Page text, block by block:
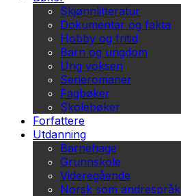
Skjønnlitteratur
Dokumentar og fakta
Hobby og fritid
Barn og ungdom
Ung voksen
Serieromaner
Fagbøker
Skolebøker
Forfattere
Utdanning
Barnehage
Grunnskole
Videregående
Norsk som andrespråk